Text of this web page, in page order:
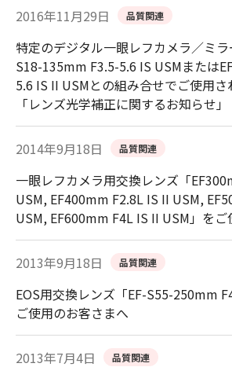
2016年11月29日 品質関連
特定のデジタル一眼レフカメラ／ミ
S18-135mm F3.5-5.6 IS USMまたは
5.6 IS II USMとの組み合せでご使用
「レンズ光学補正に関するお知らせ」
2014年9月18日 品質関連
一眼レフカメラ用交換レンズ「
USM, EF400mm F2.8L IS II USM,
USM, EF600mm F4L IS II USM」を
2013年9月18日 品質関連
EOS用交換レンズ「EF-S55-250mm
ご使用のお客さまへ
2013年7月4日 品質関連